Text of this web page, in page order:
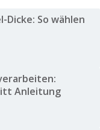
So wählen
Anleitung